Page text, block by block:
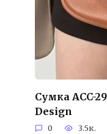
Сумка ACC-
Design
0 3.5к.